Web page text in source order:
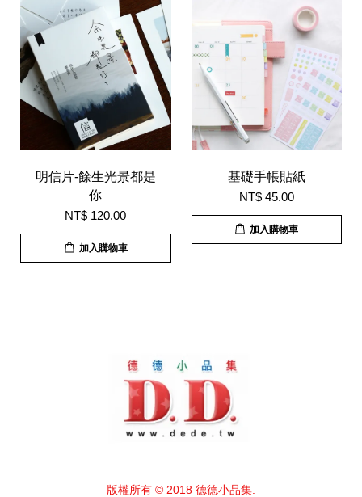
明信片-餘生光景都是
你
NT$ 120.00
加入購物車
基礎手帳貼紙
NT$ 45.00
加入購物車
版權所有 © 2018 德德小品集.